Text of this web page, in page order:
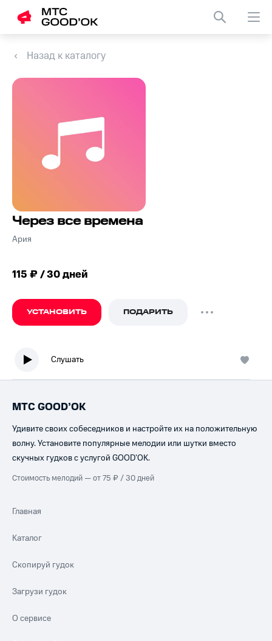
Назад к каталогу
Через все времена
Ария
115 ₽ / 30 дней
УСТАНОВИТЬ ПОДАРИТЬ
Слушать
МТС GOOD’OK
Удивите своих собеседников и настройте их на положительную
волну. Установите популярные мелодии или шутки вместо
скучных гудков с услугой GOOD’OK.
Стоимость мелодий — от 75 ₽ / 30 дней
Главная
Каталог
Скопируй гудок
Загрузи гудок
О сервисе